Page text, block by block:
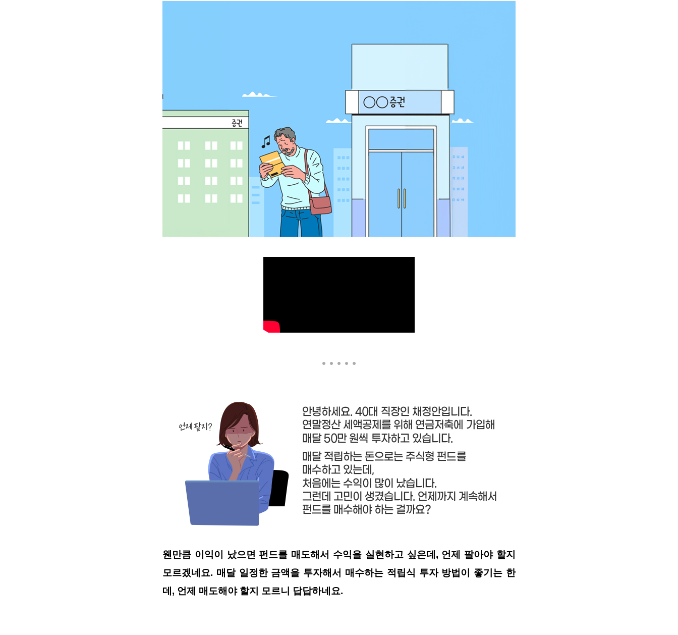
웬만큼 이익이 났으면 펀드를 매도해서 수익을 실현하고 싶은데 , 언제 팔아야 할지
모르겠네요. 매달 일정한 금액을 투자해서 매수하는 적립식 투자 방법이 좋기는 한
데 , 언제 매도해야 할지 모르니 답답하네요.